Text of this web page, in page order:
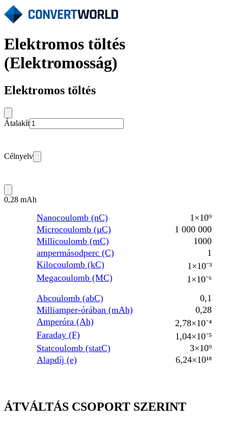
Elektromos töltés
(Elektromosság)
Elektromos töltés
Átalakít
Célnyelv
0,28 mAh
Nanocoulomb (nC)
1×10⁹
Microcoulomb (µC)
1 000 000
Millicoulomb (mC)
1000
ampermásodperc (C)
1
Kilocoulomb (kC)
1×10⁻³
Megacoulomb (MC)
1×10⁻⁶
Abcoulomb (abC)
0,1
Milliamper-órában (mAh)
0,28
Amperóra (Ah)
2,78×10⁻⁴
Faraday (F)
1,04×10⁻⁵
Statcoulomb (statC)
3×10⁹
Alapdíj (e)
6,24×10¹⁸
ÁTVÁLTÁS CSOPORT SZERINT